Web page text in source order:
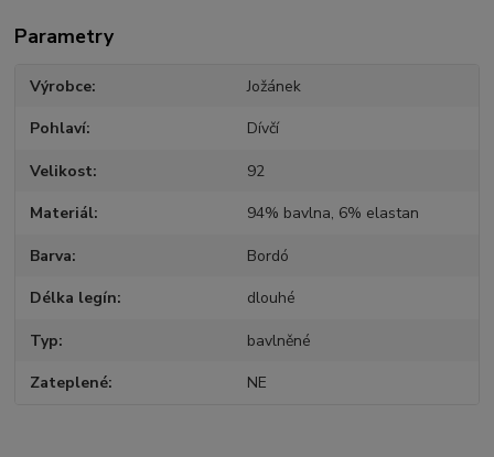
Parametry
Výrobce Jožánek
Pohlaví Dívčí
Velikost 92
Materiál 94% bavlna, 6% elastan
Barva Bordó
Délka legín dlouhé
Typ bavlněné
Zateplené NE